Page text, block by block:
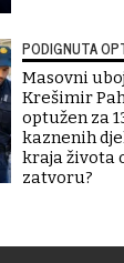
PODIGNUTA
Masovni
Krešimir
optužen za
kaznenih
kraja života
zatvoru?